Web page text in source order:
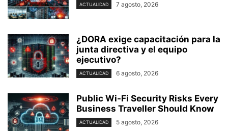
ACTUALIDAD 7 agosto, 2026
¿DORA exige capacitación para la
junta directiva y el equipo
ejecutivo?
ACTUALIDAD 6 agosto, 2026
Public Wi-Fi Security Risks Every
Business Traveller Should Know
ACTUALIDAD 5 agosto, 2026